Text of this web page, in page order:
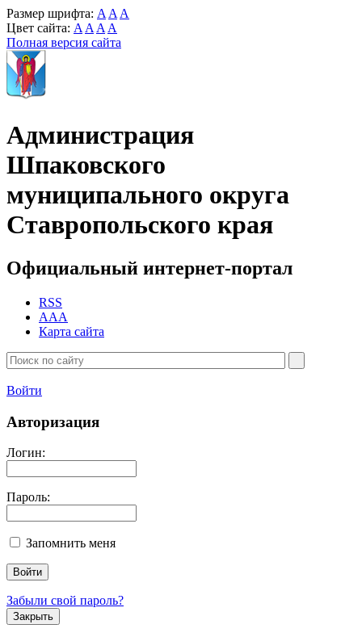
Размер шрифта: A A A
Цвет сайта: A A A A
Полная версия сайта
Администрация
Шпаковского
муниципального округа
Ставропольского края
Официальный интернет-портал
RSS
AAA
Карта сайта
Войти
Авторизация
Логин:
Пароль:
Запомнить меня
Забыли свой пароль?
Закрыть